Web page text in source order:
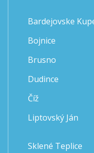
Bardejovske
Bojnice
Brusno
Dudince
Číž
Liptovský Ján
Sklené Teplice